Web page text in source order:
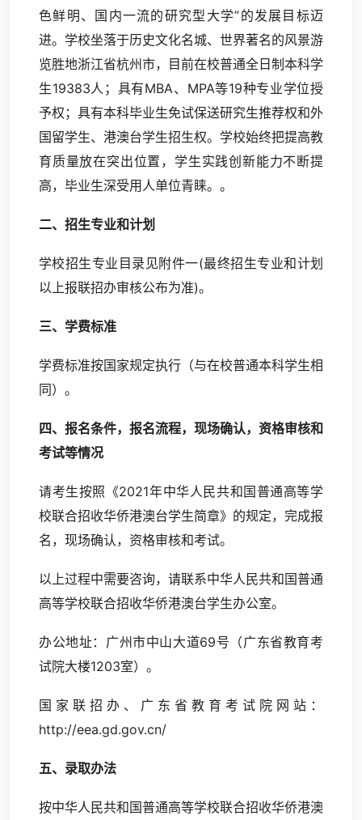
色鲜明、国内一流的研究型大学”的发展目标迈
进。学校坐落于历史文化名城、世界著名的风景游
览胜地浙江省杭州市，目前在校普通全日制本科学
生19383人；具有MBA、MPA等19种专业学位授
予权；具有本科毕业生免试保送研究生推荐权和外
国留学生、港澳台学生招生权。学校始终把提高教
育质量放在突出位置，学生实践创新能力不断提
高，毕业生深受用人单位青睐。。
二、招生专业和计划
学校招生专业目录见附件一(最终招生专业和计划
以上报联招办审核公布为准)。
三、学费标准
学费标准按国家规定执行（与在校普通本科学生相
同）。
四、报名条件，报名流程，现场确认，资格审核和
考试等情况
请考生按照《2021年中华人民共和国普通高等学
校联合招收华侨港澳台学生简章》的规定，完成报
名，现场确认，资格审核和考试。
以上过程中需要咨询，请联系中华人民共和国普通
高等学校联合招收华侨港澳台学生办公室。
办公地址：广州市中山大道69号（广东省教育考
试院大楼1203室）。
国家联招办、广东省教育考试院网站：
http://eea.gd.gov.cn/
五、录取办法
按中华人民共和国普通高等学校联合招收华侨港澳